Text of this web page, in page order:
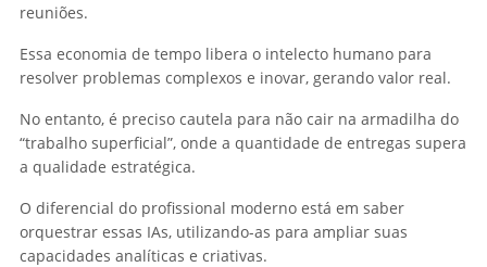
reuniões.
Essa economia de tempo libera o intelecto humano para
resolver problemas complexos e inovar, gerando valor real.
No entanto, é preciso cautela para não cair na armadilha do
“trabalho superficial”, onde a quantidade de entregas supera
a qualidade estratégica.
O diferencial do profissional moderno está em saber
orquestrar essas IAs, utilizando-as para ampliar suas
capacidades analíticas e criativas.